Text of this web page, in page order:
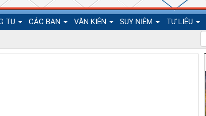
TU CÁC BAN VĂN KIỆN SUY NIỆM TƯ LIỆU